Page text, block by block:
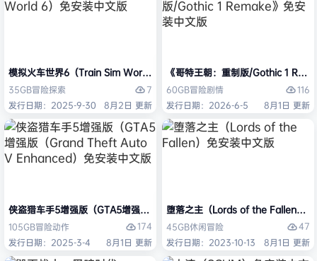
模拟火车世界6（Train Sim World 6）免安装中文版
35GB冒险探索
7
发行日期：2025-9-30
8月2日 更新
《哥特王朝：重制版/Gothic 1
60GB冒险剧情
116
发行日期：2026-6-5
8月1日 更新
侠盗猎车手5增强版（GTA5增强版（Grand Theft Auto V Enhanced）免
105GB冒险动作
174
发行日期：2025-3-4
8月1日 更新
堕落之主（Lords of the Fallen）免
45GB休闲冒险
47
发行日期：2023-10-13
8月1日 更新